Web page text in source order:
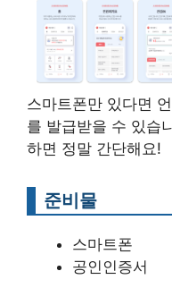
스마트폰만 있다면
를 발급받을 수 있습
하면 정말 간단해요!
준비물
스마트폰
공인인증서